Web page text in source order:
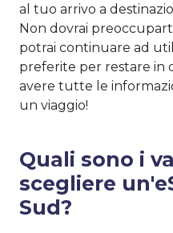
al tuo arrivo a
Non dovrai
potrai continuare ad
preferite per restare in
avere tutte le
un viaggio!
Quali sono i
scegliere
Sud?